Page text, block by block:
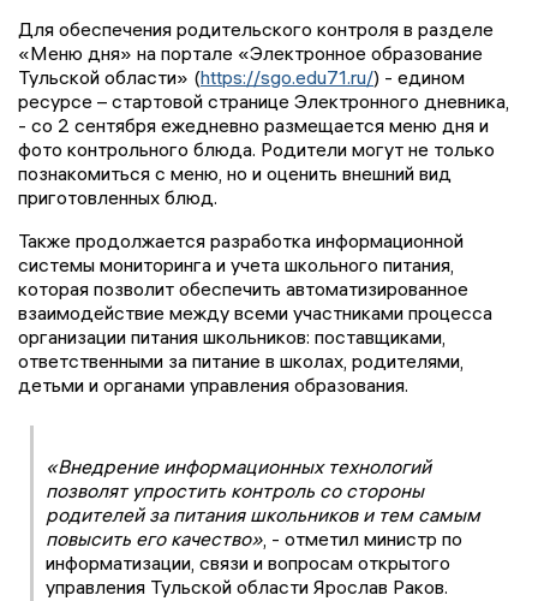
Для обеспечения родительского контроля в разделе
«Меню дня» на портале «Электронное образование
Тульской области» (https://sgo.edu71.ru/) - едином
ресурсе – стартовой странице Электронного дневника,
- со 2 сентября ежедневно размещается меню дня и
фото контрольного блюда. Родители могут не только
познакомиться с меню, но и оценить внешний вид
приготовленных блюд.
Также продолжается разработка информационной
системы мониторинга и учета школьного питания,
которая позволит обеспечить автоматизированное
взаимодействие между всеми участниками процесса
организации питания школьников: поставщиками,
ответственными за питание в школах, родителями,
детьми и органами управления образования.
«Внедрение информационных технологий
позволят упростить контроль со стороны
родителей за питания школьников и тем самым
повысить его качество», - отметил министр по
информатизации, связи и вопросам открытого
управления Тульской области Ярослав Раков.